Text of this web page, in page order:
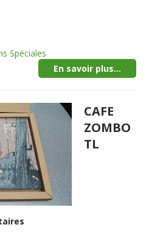
Spéciales
En savoir plus...
CAFE
ZOMBO
TL